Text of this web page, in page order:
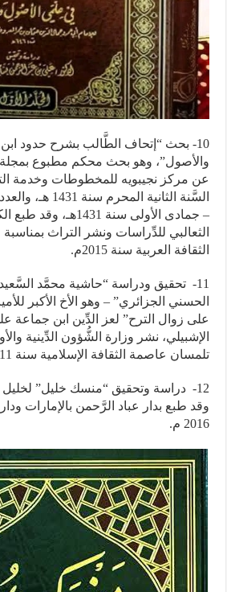
10- بحث “إتحاف الطَّالب بشرح حدود
والأصول”، وهو بحث محكم مطبوع
عن مركز نجيبويه للمخطوطات وخدمة
السَّنة الثانية
– جمادى الأولى سنة
الثعالبي للدِّراسات ونشر التراث
الثقافة العربية سنة 2015م.
11- تحقيق ودراسة “حاشية محمَّد
الحسني الجزائري” – وهو الأخ الأكبر
على زوال الترح” لعز الدِّين ابن جماعة
الإشبيلي، نشر وزارة الشُّؤون الدِّينية
تلمسان عاصمة الثقافة الإسلامية سنة 2011م.
12- دراسة وتحقيق “منسك خليل”
وقد طبع بدار عباد الرَّحمن بالإمارات
2016 م.